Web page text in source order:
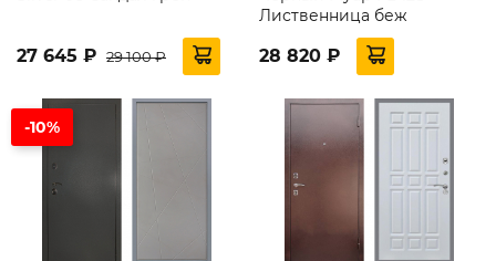
27 645 ₽ 29 100 ₽
Лиственница беж
28 820 ₽
-10%